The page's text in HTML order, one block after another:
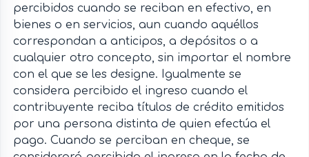
percibidos cuando se reciban en efectivo, en
bienes o en servicios, aun cuando aquéllos
correspondan a anticipos, a depósitos o a
cualquier otro concepto, sin importar el nombre
con el que se les designe. Igualmente se
considera percibido el ingreso cuando el
contribuyente reciba títulos de crédito emitidos
por una persona distinta de quien efectúa el
pago. Cuando se perciban en cheque, se